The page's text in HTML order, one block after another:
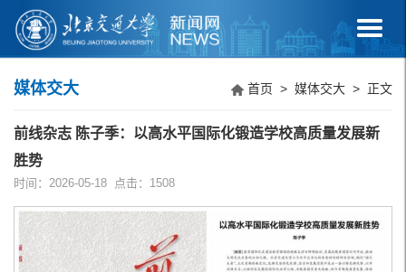
媒体交大 首页 > 媒体交大 > 正文
前线杂志 陈子季：以高水平国际化锻造学校高质量发展新
胜势
时间：2026-05-18 点击： 1508